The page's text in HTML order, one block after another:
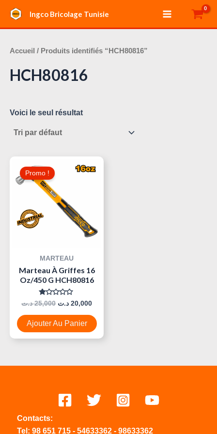
contenu
Ingco Bricolage Tunisie
Main
Menu
Accueil / Produits identifiés “HCH80816”
HCH80816
Voici le seul résultat
Promo !
MARTEAU
Marteau À Griffes 16
Oz/450 G HCH80816
Note
0
Sur
5
25,000 د.ت 20,000 د.ت
Prix
Ajouter Au Panier
Contacts:
Tel: 98 651 715 - 54633362 - 98633362